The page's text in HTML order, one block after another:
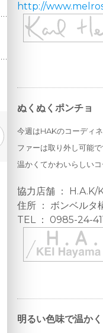
http://
ぬくぬくポンチョ
今週はHAKのコーディ
ファーは取り外し可能で
温かくてかわいらしいコ
協力店舗 ：
住所 ： ボンベルタ
TEL ： 0985-24-
明るい色味で温かく